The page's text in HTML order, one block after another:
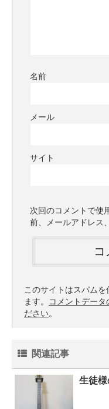
名前
メール
サイト
次回のコメントで使
前、メールアドレス
このサイトはスパム
ます。
コメントデータ
ださい。
関連記事
生徒様